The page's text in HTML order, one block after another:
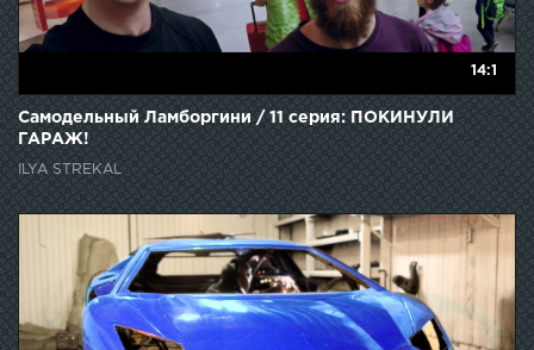
14:1
Самодельный Ламборгини / 11 серия: ПОКИНУЛИ
ГАРАЖ!
ILYA STREKAL